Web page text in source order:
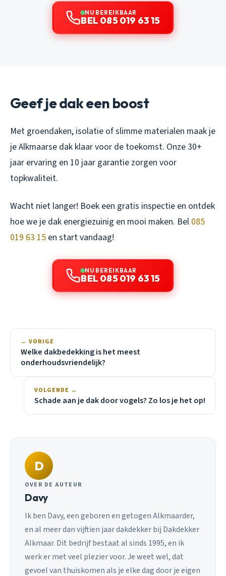
NU BEREIKBAAR
BEL 085 019 63 15
Geef je dak een boost
Met groendaken, isolatie of slimme materialen maak je
je Alkmaarse dak klaar voor de toekomst. Onze 30+
jaar ervaring en 10 jaar garantie zorgen voor
topkwaliteit.
Wacht niet langer! Boek een gratis inspectie en ontdek
hoe we je dak energiezuinig en mooi maken. Bel 085
019 63 15 en start vandaag!
NU BEREIKBAAR
BEL 085 019 63 15
← VORIGE
Welke dakbedekking is het meest
onderhoudsvriendelijk?
VOLGENDE →
Schade aan je dak door vogels? Zo los je het op!
D
OVER DE AUTEUR
Davy
Ik ben Davy, een geboren en getogen Alkmaarder,
en al meer dan vijftien jaar dakdekker bij Dakdekker
Alkmaar. Dit bedrijf bestaat al sinds 1995, en ik
werk er met veel plezier voor. Je weet wel, dat
gevoel van thuiskomen als je elke dag door je eigen